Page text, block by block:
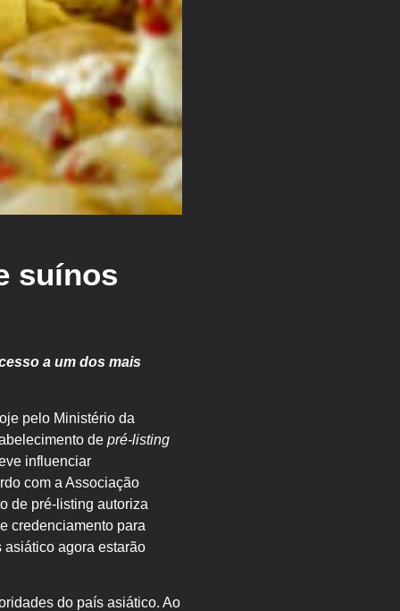
suínos
a um dos mais
pelo Ministério da
de pré-listing
influenciar
com a Associação
de pré-listing autoriza
credenciamento para
asiático agora estarão
do país asiático. Ao